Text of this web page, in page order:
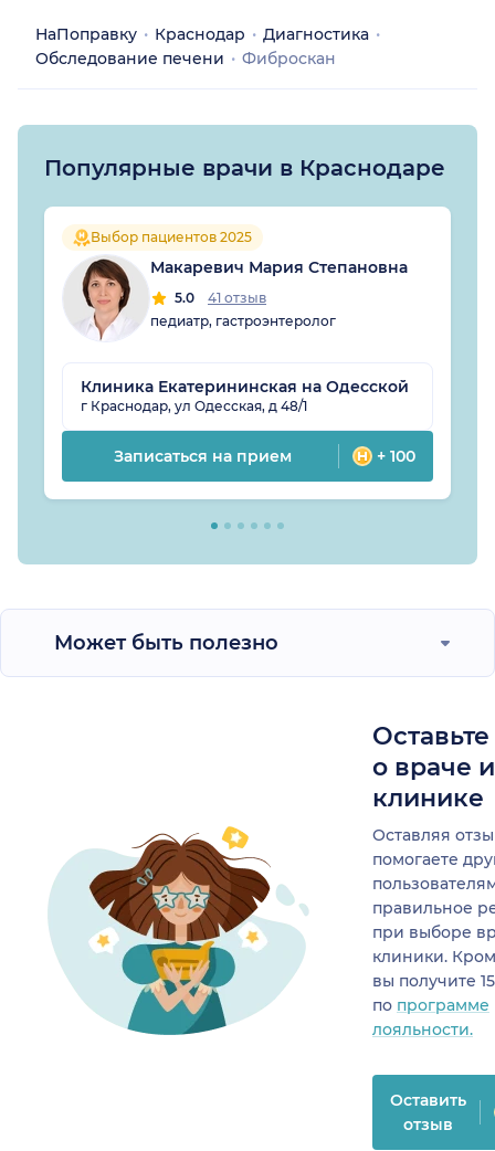
НаПоправку Краснодар
Диагностика
Обследование печени
Фиброскан
Популярные врачи в Краснодаре
Выбор пациентов 2025
Макаревич Мария Степановна
5.0
41 отзыв
педиатр, гастроэнтеролог
Клиника Екатерининская на Одесской
г Краснодар, ул Одесская, д 48/1
Записаться на прием + 100
Может быть полезно
о враче
клинике
Оставляя
помогаете
правильное
при выборе
клиники.
вы получите
по программе
лояльности.
Оставить
отзыв